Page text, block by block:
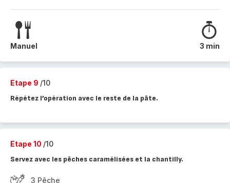
Manuel 3 min
Etape 9 /10
Répétez l’opération avec le reste de la pâte.
Etape 10 /10
Servez avec les pêches caramélisées et la chantilly.
3 Pêche